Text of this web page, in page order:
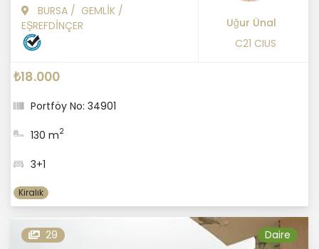
BURSA / GEMLİK /
EŞREFDİNÇER
Uğur Ünal
C21 CIUS
₺18.000
Portföy No: 34901
130 m2
3+1
Kiralık
29 Daire